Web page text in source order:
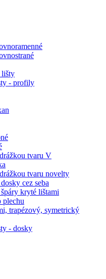
lišty
- profily
tvaru V
tvaru novelty
cez seba
kryté lištami
plechu
trapézový, symetrický
- dosky